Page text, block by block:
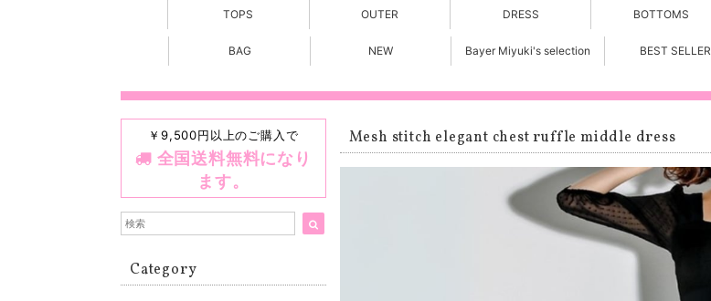
TOPS OUTER DRESS BOTTOMS
BAG NEW Bayer Miyuki's selection BEST SELLER
￥9,500円以上のご購入で
全国送料無料になり
ます。
Category
Mesh stitch elegant chest ruffle middle dress